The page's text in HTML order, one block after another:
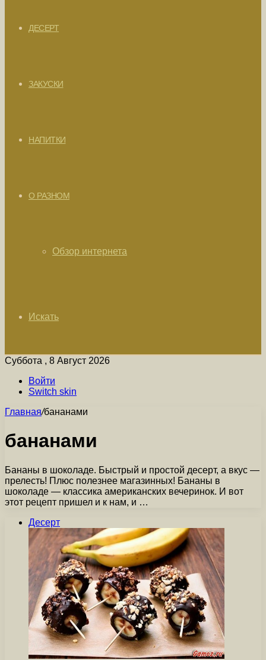
ДЕСЕРТ
ЗАКУСКИ
НАПИТКИ
О РАЗНОМ
Обзор интернета
Искать
Суббота , 8 Август 2026
Войти
Switch skin
Главная/бананами
бананами
Бананы в шоколаде. Быстрый и простой десерт, а вкус —
прелесть! Плюс полезнее магазинных! Бананы в
шоколаде — классика американских вечеринок. И вот
этот рецепт пришел и к нам, и …
Десерт